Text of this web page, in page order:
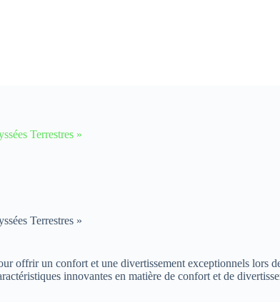
Terrestres »
Terrestres »
offrir un confort et une divertissement exceptionnels lors
innovantes en matière de confort et de